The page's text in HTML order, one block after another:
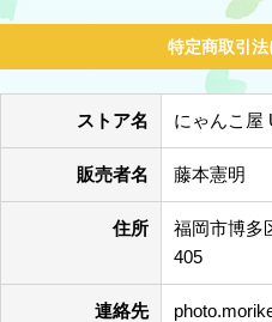
特定商取引
ストア名 にゃんこ屋
販売者名 藤本憲明
住所
福岡市博多
405
連絡先